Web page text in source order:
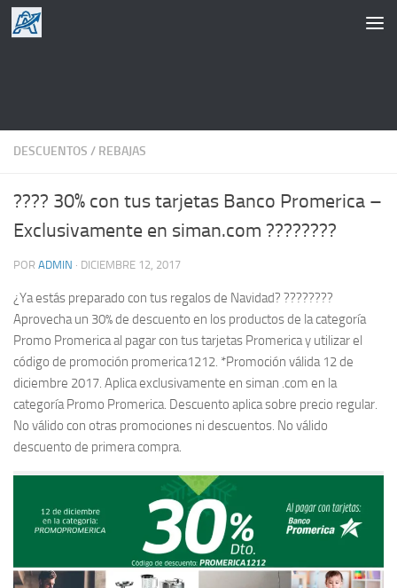
Saltar al contenido
DESCUENTOS / REBAJAS
???? 30% con tus tarjetas Banco Promerica –
Exclusivamente en siman.com ????????
POR ADMIN · DICIEMBRE 12, 2017
¿Ya estás preparado con tus regalos de Navidad? ????????
Aprovecha un 30% de descuento en los productos de la categoría
Promo Promerica al pagar con tus tarjetas Promerica y utilizar el
código de promoción promerica1212. *Promoción válida 12 de
diciembre 2017. Aplica exclusivamente en siman .com en la
categoría Promo Promerica. Descuento aplica sobre precio regular.
No válido con otras promociones ni descuentos. No válido
descuento de primera compra.